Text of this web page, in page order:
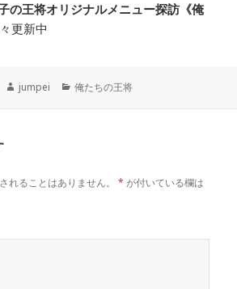
子の王将オリジナルメニュー探訪 《俺
更新中
作
jumpei
カ
俺たちの王将
れることはありません。 * が付いている欄は